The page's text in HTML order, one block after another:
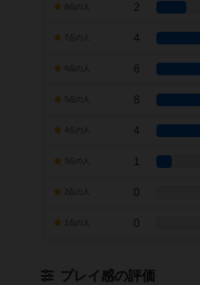
2
7点の人 4
6
8
4
1
0
0
プレイ感の評価